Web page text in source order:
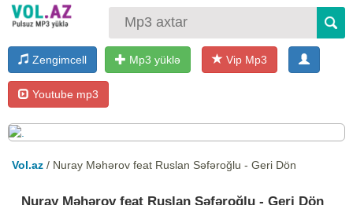
Zengimcell Mp3 yüklə Vip Mp3
Youtube mp3
Vol.az / Nuray Məhərov feat Ruslan Səfəroğlu - Geri Dön
Nuray Məhərov feat Ruslan Səfəroğlu - Geri Dön